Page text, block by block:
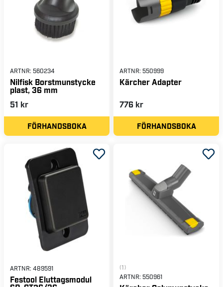
ARTNR: 560234
Nilfisk Borstmunstycke
plast, 36 mm
51 kr
FÖRHANDSBOKA
ARTNR: 550999
Kärcher Adapter
776 kr
FÖRHANDSBOKA
ARTNR: 489591
Festool Eluttagsmodul
(1)
ARTNR: 550961